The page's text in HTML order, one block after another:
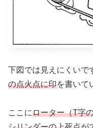
下図では見えにくいで
の点火点に印を書いて
ここにローター（T字